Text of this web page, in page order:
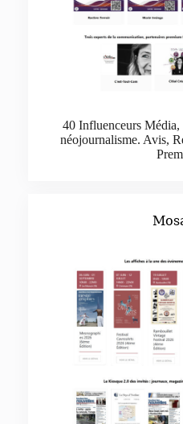
40 Influenceurs Média,
néojournalisme. Avis,